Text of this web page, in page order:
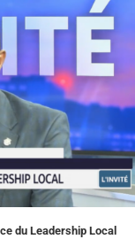
du Leadership Local